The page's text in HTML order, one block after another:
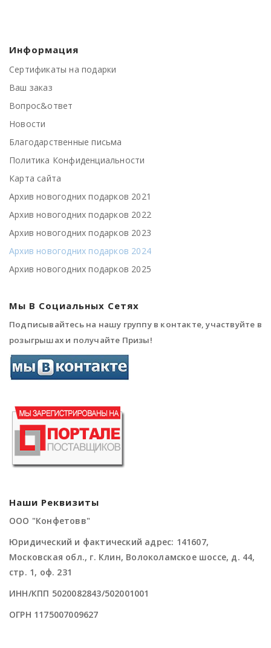
Информация
Сертификаты на подарки
Ваш заказ
Вопрос&ответ
Новости
Благодарственные письма
Политика Конфиденциальности
Карта сайта
Архив новогодних подарков 2021
Архив новогодних подарков 2022
Архив новогодних подарков 2023
Архив новогодних подарков 2024
Архив новогодних подарков 2025
Мы В Социальных Сетях
Подписывайтесь на нашу группу в контакте, участвуйте в
розыгрышах и получайте Призы!
Наши Реквизиты
ООО "Конфетовв"
Юридический и фактический адрес: 141607,
Московская обл., г. Клин, Волоколамское шоссе, д. 44,
стр. 1, оф. 231
ИНН/КПП 5020082843/502001001
ОГРН 1175007009627